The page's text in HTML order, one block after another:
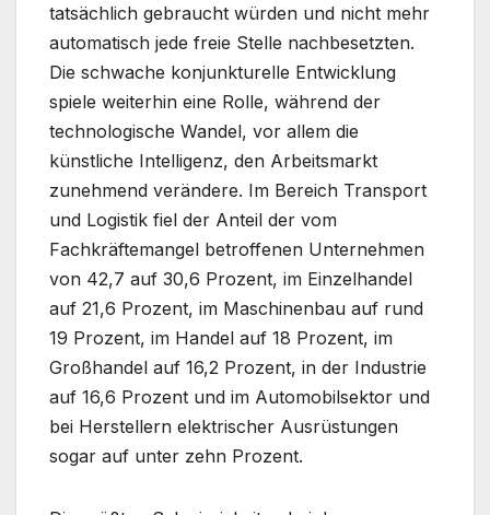
tatsächlich gebraucht würden und nicht mehr
automatisch jede freie Stelle nachbesetzten.
Die schwache konjunkturelle Entwicklung
spiele weiterhin eine Rolle, während der
technologische Wandel, vor allem die
künstliche Intelligenz, den Arbeitsmarkt
zunehmend verändere. Im Bereich Transport
und Logistik fiel der Anteil der vom
Fachkräftemangel betroffenen Unternehmen
von 42,7 auf 30,6 Prozent, im Einzelhandel
auf 21,6 Prozent, im Maschinenbau auf rund
19 Prozent, im Handel auf 18 Prozent, im
Großhandel auf 16,2 Prozent, in der Industrie
auf 16,6 Prozent und im Automobilsektor und
bei Herstellern elektrischer Ausrüstungen
sogar auf unter zehn Prozent.